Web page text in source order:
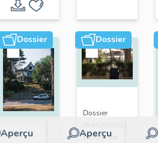
et 7
avenue
du
Limousin
Dossier
Aperçu
Dossier
Aperçu
Dossier
Réalisé par